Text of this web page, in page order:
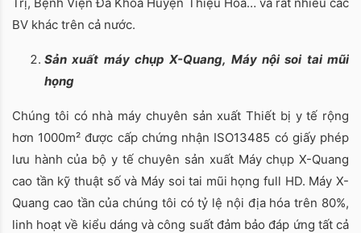
BV khác trên cả nước.
Sản xuất máy chụp X-Quang, Máy nội soi tai mũi
họng
Chúng tôi có nhà máy chuyên sản xuất Thiết bị y tế rộng
hơn 1000m² được cấp chứng nhận ISO13485 có giấy phép
lưu hành của bộ y tế chuyên sản xuất Máy chụp X-Quang
cao tần kỹ thuật số và Máy soi tai mũi họng full HD. Máy X-
Quang cao tần của chúng tôi có tỷ lệ nội địa hóa trên 80%,
linh hoạt về kiểu dáng và công suất đảm bảo đáp ứng tất cả